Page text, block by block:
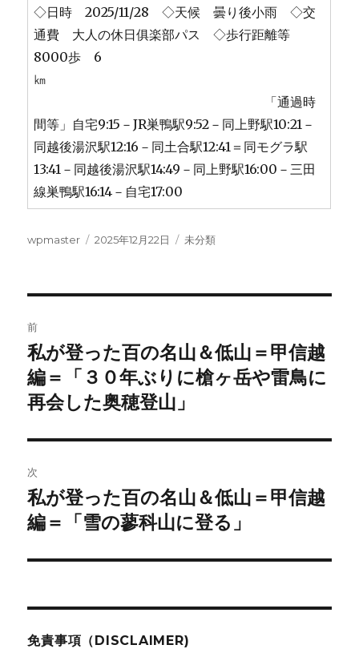
◇日時 2025/11/28 ◇天候 曇り後小雨 ◇交
通費 大人の休日俱楽部パス ◇歩行距離等
8000歩 6
㎞
「通過時
間等」自宅9:15－JR巣鴨駅9:52－同上野駅10:21－
同越後湯沢駅12:16－同土合駅12:41＝同モグラ駅
13:41－同越後湯沢駅14:49－同上野駅16:00－三田
線巣鴨駅16:14－自宅17:00
投
wpmaster
投
2025年12月22日
カ
未分類
稿
ナ
ビ
ゲ
ー
シ
前
前
の
投
私が登った百の名山＆低山＝甲信越
編＝「３０年ぶりに槍ヶ岳や雷鳥に
再会した奥穂登山」
次
次
の
稿:
私が登った百の名山＆低山＝甲信越
編＝「雪の蓼科山に登る」
免責事項（DISCLAIMER)